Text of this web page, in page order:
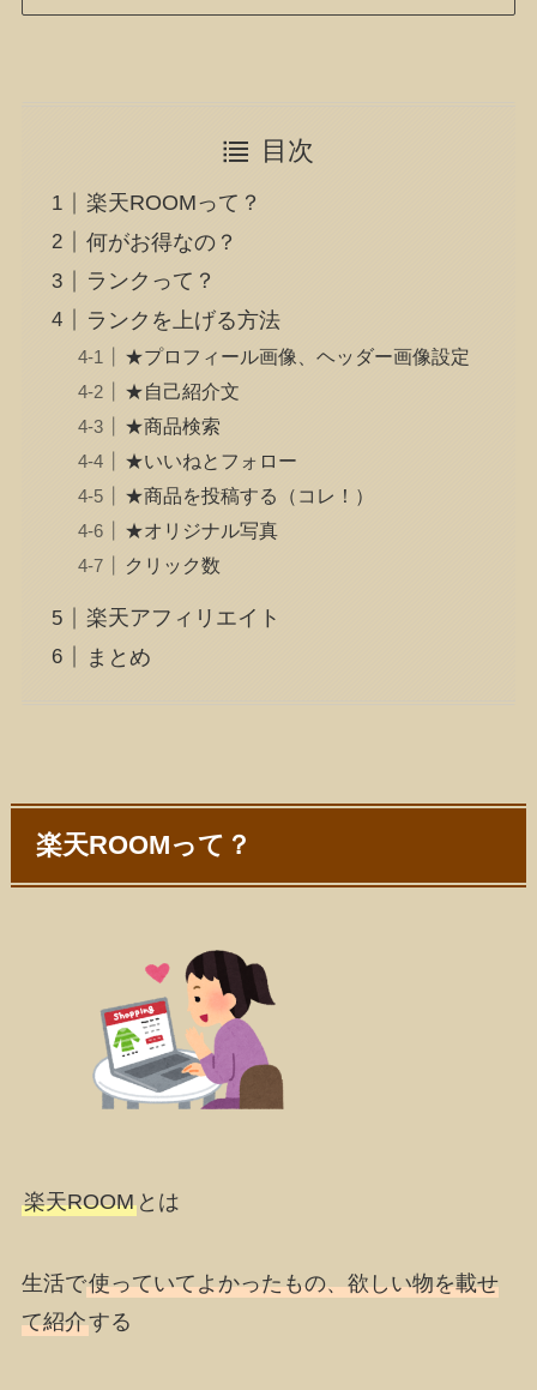
目次
楽天ROOMって？
何がお得なの？
ランクって？
ランクを上げる方法
★プロフィール画像、ヘッダー画像設定
★自己紹介文
★商品検索
★いいねとフォロー
★商品を投稿する（コレ！）
★オリジナル写真
クリック数
楽天アフィリエイト
まとめ
楽天ROOMって？
楽天ROOMとは
生活で使っていてよかったもの、欲しい物を載せ
て紹介する